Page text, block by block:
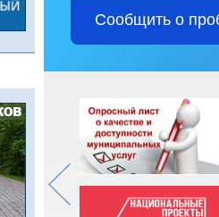
Сообщить о